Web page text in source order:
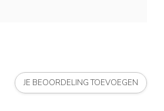
JE BEOORDELING TOEVOEGEN